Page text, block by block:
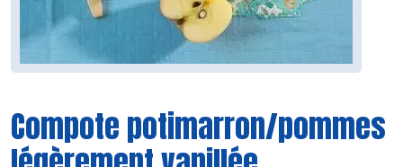
Compote potimarron/pommes